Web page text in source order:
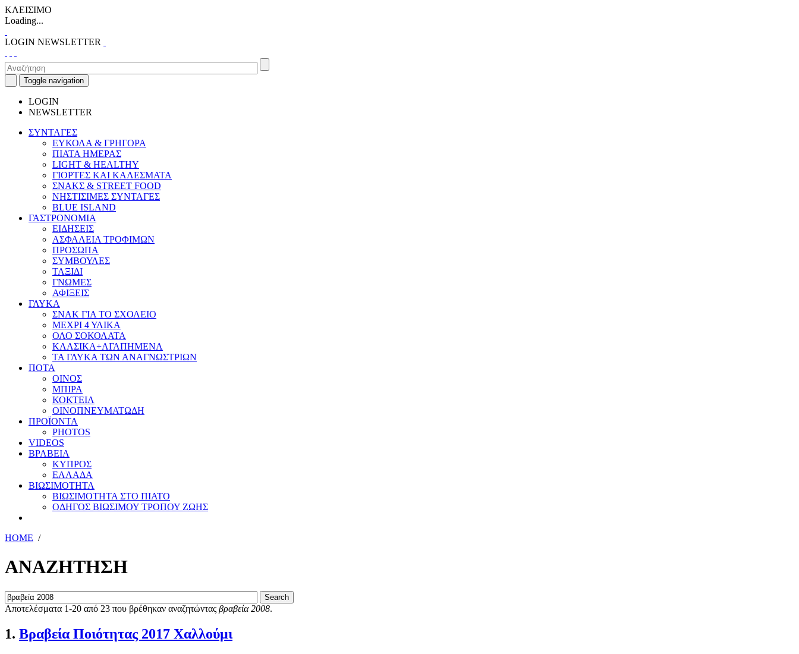
ΚΛΕΙΣΙΜΟ
Loading...
LOGIN NEWSLETTER
Toggle navigation
LOGIN
NEWSLETTER
ΣΥΝΤΑΓΕΣ
ΕΥΚΟΛΑ & ΓΡΗΓΟΡΑ
ΠΙΑΤΑ ΗΜΕΡΑΣ
LIGHT & HEALTHY
ΓΙΟΡΤΕΣ ΚΑΙ ΚΑΛΕΣΜΑΤΑ
ΣΝΑΚΣ & STREET FOOD
ΝΗΣΤΙΣΙΜΕΣ ΣΥΝΤΑΓΕΣ
BLUE ISLAND
ΓΑΣΤΡΟΝΟΜΙΑ
ΕΙΔΗΣΕΙΣ
ΑΣΦΑΛΕΙΑ ΤΡΟΦΙΜΩΝ
ΠΡΟΣΩΠΑ
ΣΥΜΒΟΥΛΕΣ
ΤΑΞΙΔΙ
ΓΝΩΜΕΣ
ΑΦΙΞΕΙΣ
ΓΛΥΚΑ
ΣΝΑΚ ΓΙΑ ΤΟ ΣΧΟΛΕΙΟ
ΜΕΧΡΙ 4 ΥΛΙΚΑ
ΟΛΟ ΣΟΚΟΛΑΤΑ
ΚΛΑΣΙΚΑ+ΑΓΑΠΗΜΕΝΑ
ΤΑ ΓΛΥΚΑ ΤΩΝ ΑΝΑΓΝΩΣΤΡΙΩΝ
ΠΟΤΑ
ΟΙΝΟΣ
ΜΠΙΡΑ
ΚΟΚΤΕΙΛ
ΟΙΝΟΠΝΕΥΜΑΤΩΔΗ
ΠΡΟΪΟΝΤΑ
PHOTOS
VIDEOS
ΒΡΑΒΕΙΑ
ΚΥΠΡΟΣ
ΕΛΛΑΔΑ
ΒΙΩΣΙΜΟΤΗΤΑ
ΒΙΩΣΙΜΟΤΗΤΑ ΣΤΟ ΠΙΑΤΟ
ΟΔΗΓΟΣ ΒΙΩΣΙΜΟΥ ΤΡΟΠΟΥ ΖΩΗΣ
HOME /
ΑΝΑΖΗΤΗΣΗ
Αποτελέσματα 1-20 από 23 που βρέθηκαν αναζητώντας βραβεία 2008.
1. Βραβεία Ποιότητας 2017 Χαλλούμι